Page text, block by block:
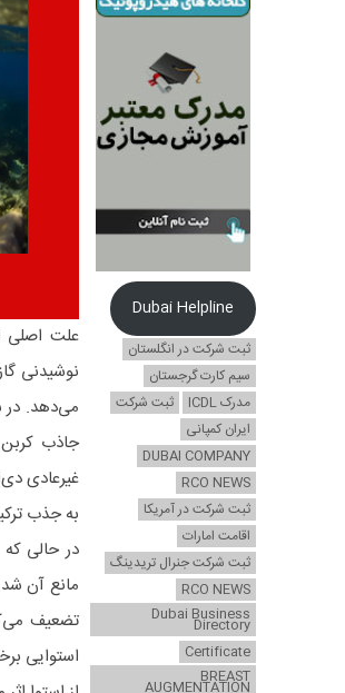
علت اصلی
نوشیدنی
می‌دهد. در
جاذب کربن
به جذب
در حالی
استوایی
Dubai Helpline
ثبت شرکت در انگلستان
سیم کارت گرجستان
مدرک ICDL
ثبت شرکت
ایران کمپانی
DUBAI COMPANY
RCO NEWS
ثبت شرکت در آمریکا
اقامت امارات
ثبت شرکت جنرال تریدینگ
RCO NEWS
Dubai Business
Directory
Certificate
BREAST
AUGMENTATION